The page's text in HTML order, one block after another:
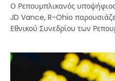
Ο Ρεπουμπλικανός
JD Vance, R-Ohio
Εθνικού Συνεδρίου των